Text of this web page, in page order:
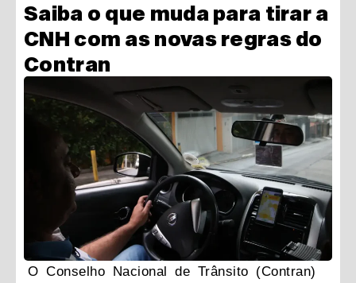
Saiba o que muda para tirar a
CNH com as novas regras do
Contran
O Conselho Nacional de Trânsito (Contran)